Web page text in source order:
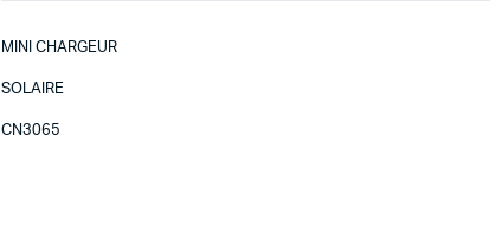
MINI CHARGEUR
SOLAIRE
CN3065